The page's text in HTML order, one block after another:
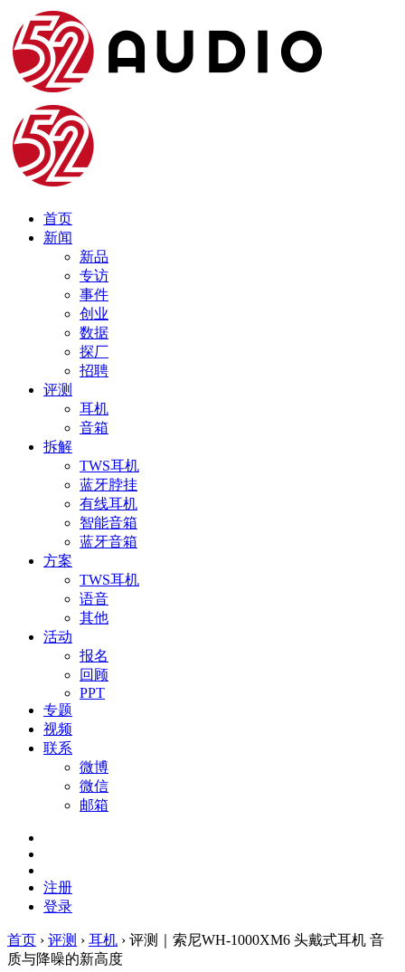
首页
新闻
新品
专访
事件
创业
数据
探厂
招聘
评测
耳机
音箱
拆解
TWS耳机
蓝牙脖挂
有线耳机
智能音箱
蓝牙音箱
方案
TWS耳机
语音
其他
活动
报名
回顾
PPT
专题
视频
联系
微博
微信
邮箱
注册
登录
首页 › 评测 › 耳机 › 评测｜索尼WH-1000XM6 头戴式耳机 音
质与降噪的新高度